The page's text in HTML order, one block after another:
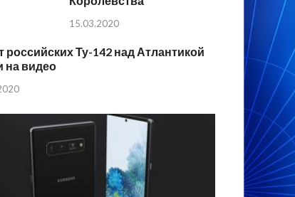
15.03.2020
российских Ту-142 над Атлантикой
на видео